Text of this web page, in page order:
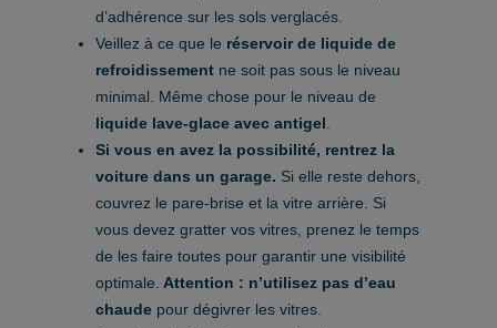
d’adhérence sur les sols verglacés.
Veillez à ce que le réservoir de liquide de
refroidissement ne soit pas sous le niveau
minimal. Même chose pour le niveau de
liquide lave-glace avec antigel
Si vous en avez la possibilité, rentrez la
voiture dans un garage. Si elle reste dehors,
couvrez le pare-brise et la vitre arrière. Si
vous devez gratter vos vitres, prenez le temps
de les faire toutes pour garantir une visibilité
optimale. Attention : n’utilisez pas d’eau
chaude pour dégivrer les vitres.